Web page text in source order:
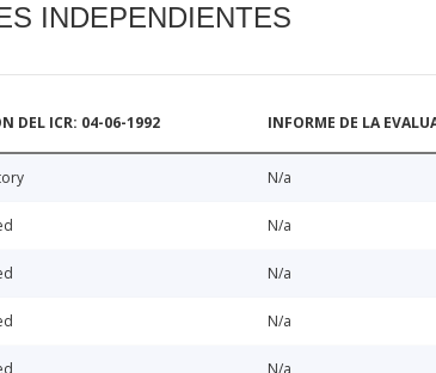
INDEPENDIENTES
DEL ICR: 04-06-1992 INFORME DE LA
N/a
N/a
N/a
N/a